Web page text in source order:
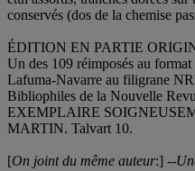
conservés (dos de la chemise
ÉDITION EN PARTIE
Un des 109 réimposés au
Lafuma-Navarre au filigrane
Bibliophiles de la Nouvelle
EXEMPLAIRE
MARTIN. Talvart 10.
[On joint du même auteur:] --